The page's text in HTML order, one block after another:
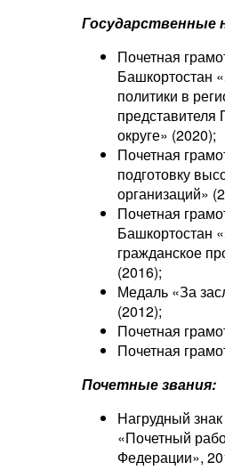
Государственные
Почетная
Башкортостан
политики в
округе» (2020);
Почетная
подготовку
организаций»
Почетная
Башкортостан
гражданское
(2016);
Медаль «За
(2012);
Почетная
Почетная
Почетные звания:
Нагрудный
«Почетный
Федерации»,